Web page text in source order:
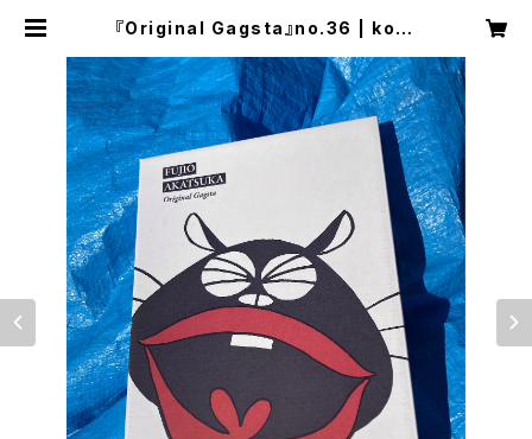
『Original Gagsta』no.36 | kore